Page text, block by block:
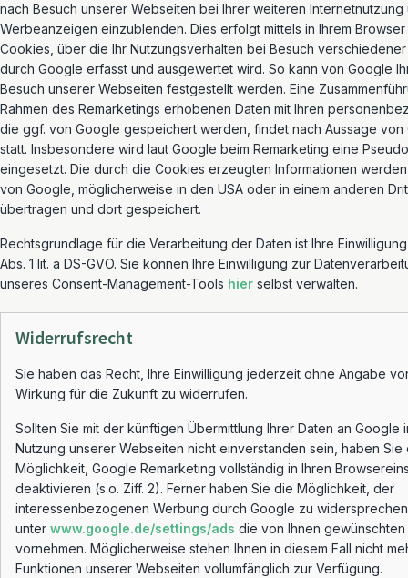
nach Besuch unserer Webseiten bei Ihrer weiteren Internetnutzung
Werbeanzeigen einzublenden. Dies erfolgt mittels in Ihrem
Cookies, über die Ihr Nutzungsverhalten bei Besuch
durch Google erfasst und ausgewertet wird. So kann von Google
Besuch unserer Webseiten festgestellt werden. Eine
Rahmen des Remarketings erhobenen Daten mit Ihren
die ggf. von Google gespeichert werden, findet nach Aussage von
statt. Insbesondere wird laut Google beim Remarketing eine
eingesetzt. Die durch die Cookies erzeugten Informationen
von Google, möglicherweise in den USA oder in einem anderen
übertragen und dort gespeichert.
Rechtsgrundlage für die Verarbeitung der Daten ist Ihre
Abs. 1 lit. a DS-GVO. Sie können Ihre Einwilligung zur
unseres Consent-Management-Tools hier selbst verwalten.
Widerrufsrecht
Sie haben das Recht, Ihre Einwilligung jederzeit ohne Angabe
Wirkung für die Zukunft zu widerrufen.
Sollten Sie mit der künftigen Übermittlung Ihrer Daten an Google
Nutzung unserer Webseiten nicht einverstanden sein, haben Sie
Möglichkeit, Google Remarketing vollständig in Ihren
deaktivieren (s.o. Ziff. 2). Ferner haben Sie die Möglichkeit, der
interessenbezogenen Werbung durch Google zu
unter www.google.de/settings/ads die von Ihnen gewünschten
vornehmen. Möglicherweise stehen Ihnen in diesem Fall nicht
Funktionen unserer Webseiten vollumfänglich zur Verfügung.